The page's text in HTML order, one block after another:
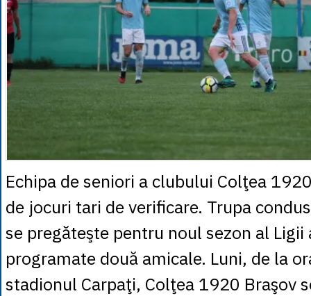
Echipa de seniori a clubului Colţea
de jocuri tari de verificare. Trupa
se pregăteşte pentru noul sezon al Ligii
programate două amicale. Luni, de la
stadionul Carpaţi, Colţea 1920 Braşov